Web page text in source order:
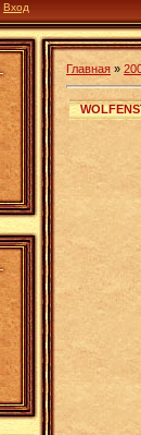
Вход
Главная »